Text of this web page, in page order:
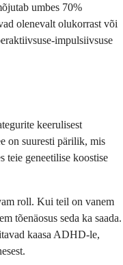
umbes 70%
olenevalt olukorrast või
impulsiivsuse
keerulisest
on suuresti pärilik, mis
teie geneetilise koostise
roll. Kui teil on vanem
tõenäosus seda ka saada.
kaasa ADHD-le,